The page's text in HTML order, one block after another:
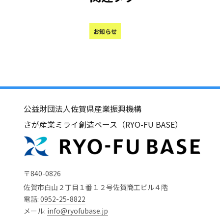
お知らせ
公益財団法人佐賀県産業振興機構
さが産業ミライ創造ベース（RYO-FU BASE）
〒840-0826
佐賀市白山２丁目１番１２号佐賀商工ビル４階
電話: 0952-25-8822
メール: info@ryofubase.jp